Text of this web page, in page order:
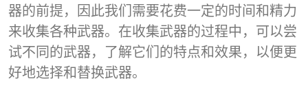
器的前提，因此我们需要花费一定的时间和精力
来收集各种武器。在收集武器的过程中，可以尝
试不同的武器，了解它们的特点和效果，以便更
好地选择和替换武器。